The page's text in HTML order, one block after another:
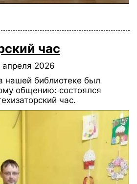
час
апреля 2026
нашей библиотеке был
общению: состоялся
час.